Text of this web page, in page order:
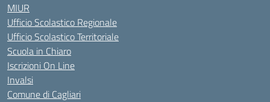
MIUR
Ufficio Scolastico Regionale
Ufficio Scolastico Territoriale
Scuola in Chiaro
Iscrizioni On Line
Invalsi
Comune di Cagliari